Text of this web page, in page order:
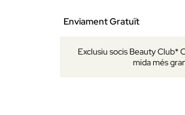
Enviament Gratuït
Exclusiu socis Beauty Club*
mida més